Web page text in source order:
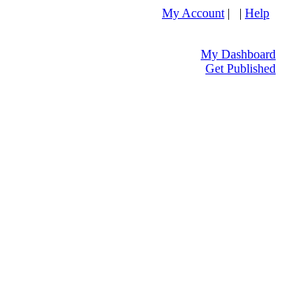
My Account | | Help
My Dashboard
Get Published